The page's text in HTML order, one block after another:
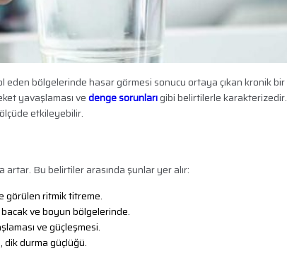
bölgelerinde hasar görmesi sonucu ortaya çıkan kronik bir
yavaşlaması vedenge sorunlarıgibi belirtilerle karakterizedir.
etkileyebilir.
artar. Bu belirtiler arasında şunlar yer alır:
görülen ritmik titreme.
ve boyun bölgelerinde.
ve güçleşmesi.
dik durma güçlüğü.